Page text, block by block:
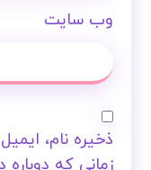
وب‌ سایت
ذخیره نام،
زمانی که